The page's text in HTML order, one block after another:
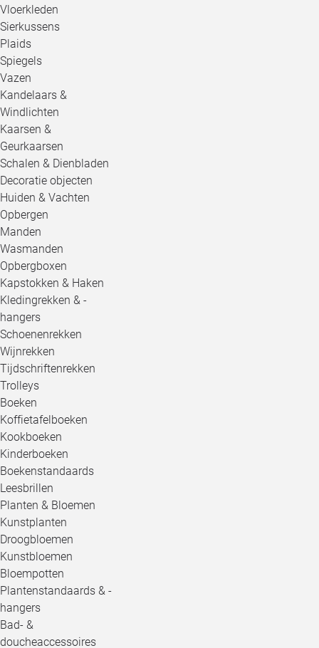
Vloerkleden
Sierkussens
Plaids
Spiegels
Vazen
Kandelaars &
Windlichten
Kaarsen &
Geurkaarsen
Schalen & Dienbladen
Decoratie objecten
Huiden & Vachten
Opbergen
Manden
Wasmanden
Opbergboxen
Kapstokken & Haken
Kledingrekken & -
hangers
Schoenenrekken
Wijnrekken
Tijdschriftenrekken
Trolleys
Boeken
Koffietafelboeken
Kookboeken
Kinderboeken
Boekenstandaards
Leesbrillen
Planten & Bloemen
Kunstplanten
Droogbloemen
Kunstbloemen
Bloempotten
Plantenstandaards & -
hangers
Bad- &
doucheaccessoires